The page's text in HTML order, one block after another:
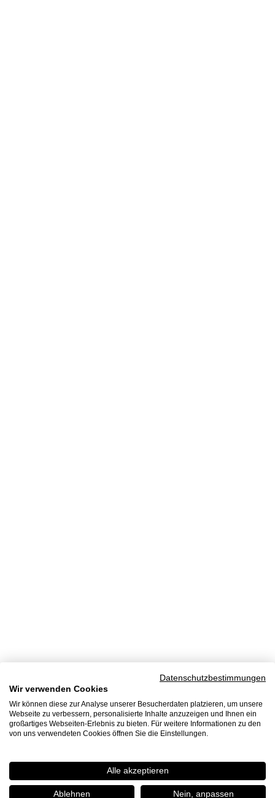
Datenschutzbestimmungen
Wir verwenden Cookies
Wir können diese zur Analyse unserer Besucherdaten platzieren, um unsere
Webseite zu verbessern, personalisierte Inhalte anzuzeigen und Ihnen ein
großartiges Webseiten-Erlebnis zu bieten. Für weitere Informationen zu den
von uns verwendeten Cookies öffnen Sie die Einstellungen.
Alle akzeptieren
Ablehnen Nein, anpassen